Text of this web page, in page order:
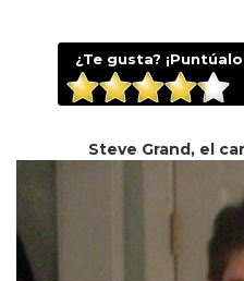
¿Te gusta?
Steve Grand, el